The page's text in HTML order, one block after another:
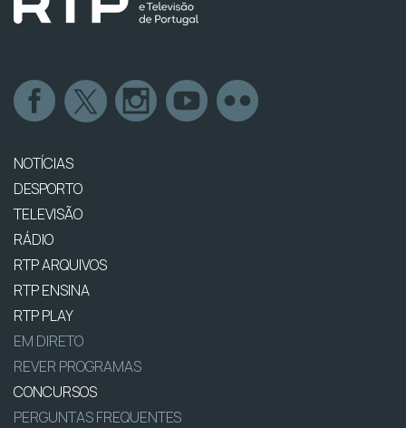
NOTÍCIAS
DESPORTO
TELEVISÃO
RÁDIO
RTP ARQUIVOS
RTP ENSINA
RTP PLAY
EM DIRETO
REVER PROGRAMAS
CONCURSOS
PERGUNTAS FREQUENTES